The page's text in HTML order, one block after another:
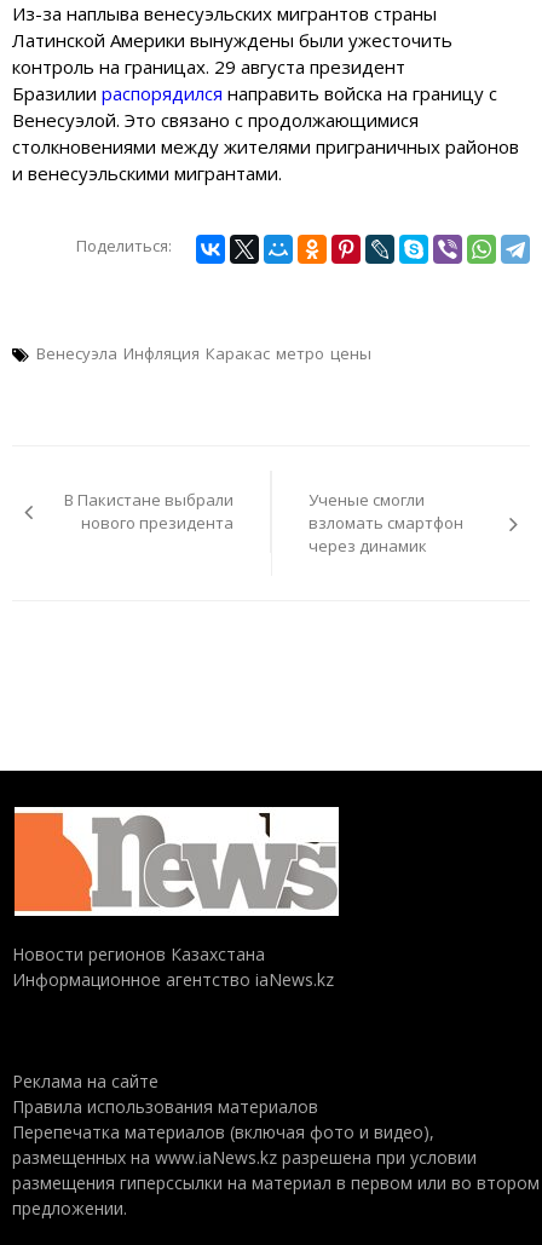
Из-за наплыва венесуэльских мигрантов страны
Латинской Америки вынуждены были ужесточить
контроль на границах. 29 августа президент
Бразилии распорядился направить войска на границу с
Венесуэлой. Это связано с продолжающимися
столкновениями между жителями приграничных районов
и венесуэльскими мигрантами.
Поделиться:
Венесуэла Инфляция Каракас метро цены
записямВ Пакистане выбрали
нового президента
Ученые смогли
взломать смартфон
через динамик
Новости регионов Казахстана
Информационное агентство iaNews.kz
Реклама на сайте
Правила использования материалов
Перепечатка материалов (включая фото и видео),
размещенных на www.iaNews.kz разрешена при условии
размещения гиперссылки на материал в первом или во втором
предложении.